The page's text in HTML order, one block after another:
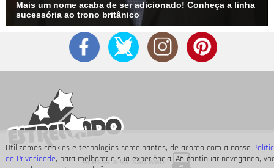
Utilizamos cookies e tecnologias semelhantes, de acordo com a nossa
de Privacidade, para melhorar a sua experiência. Ao continuar navegando,
Mais um nome acaba de ser adicionado! Conheça a linha
sucessória ao trono britânico
Acesse a versão web